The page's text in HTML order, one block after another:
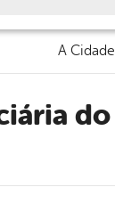
A Cidade